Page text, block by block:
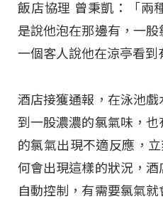
飯店協理 曾秉凱：「兩
是說他泡在那邊有，一
一個客人說他在涼亭看到
酒店接獲通報，在泳池
到一股濃濃的氯氣味，
的氯氣出現不適反應，
何會出現這樣的狀況，
自動控制，有需要氯氣